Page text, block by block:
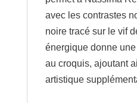
avec les contrastes
noire tracé sur le vif
énergique donne
au croquis, ajoutant
artistique